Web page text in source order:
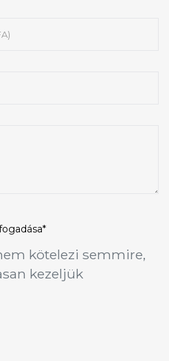
kötelezi semmire,
kezeljük